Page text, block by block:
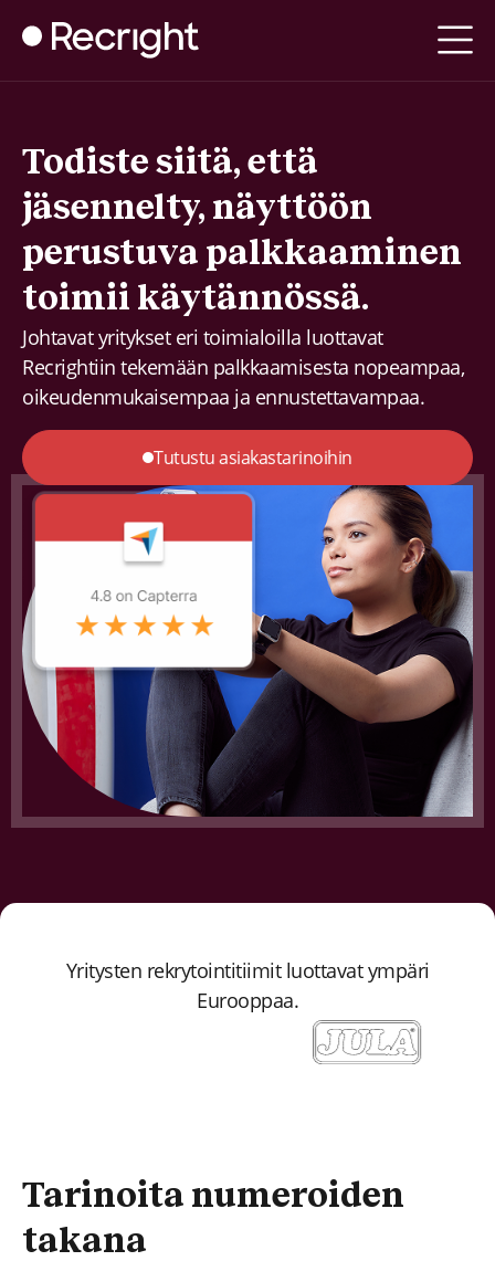
Todiste siitä, että
jäsennelty, näyttöön
perustuva palkkaaminen
toimii käytännössä.
Johtavat yritykset eri toimialoilla luottavat
Recrightiin tekemään palkkaamisesta nopeampaa,
oikeudenmukaisempaa ja ennustettavampaa.
Tutustu asiakastarinoihin
Yritysten rekrytointitiimit luottavat ympäri
Eurooppaa.
Tarinoita numeroiden
takana